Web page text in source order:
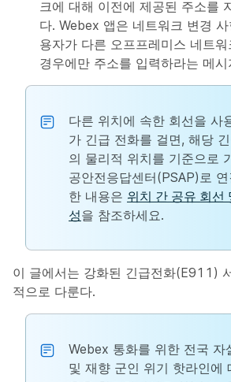
크에 대해 이전에 제공된 주소를
다. Webex 앱은 네트워크 변경
용자가 다른 오프프레미스 네트
경우에만 주소를 입력하라는 메
다른 위치에 속한 회선을 사
가 긴급 전화를 걸면, 해당
의 물리적 위치를 기준으로
공안전응답센터(PSAP)로
한 내용은 위치 간 공유 회선
성을 참조하세요.
이 글에서는 강화된 긴급전화(E911)
적으로 다룬다.
Webex 통화를 위한 전국 자
및 재향 군인 위기 핫라인에